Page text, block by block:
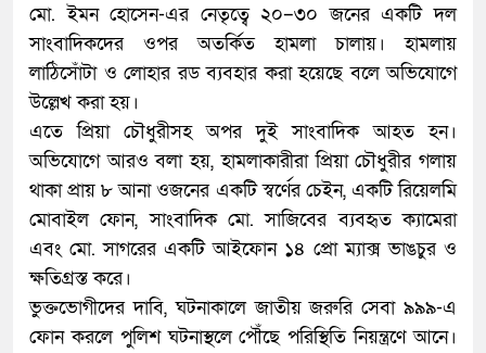
মো. ইমন হোসেন-এর নেতৃত্বে ২০–৩০ জনের একটি দল
সাংবাদিকদের ওপর অতর্কিত হামলা চালায়। হামলায়
লাঠিসোঁটা ও লোহার রড ব্যবহার করা হয়েছে বলে অভিযোগে
উল্লেখ করা হয়।
এতে প্রিয়া চৌধুরীসহ অপর দুই সাংবাদিক আহত হন।
অভিযোগে আরও বলা হয়, হামলাকারীরা প্রিয়া চৌধুরীর গলায়
থাকা প্রায় ৮ আনা ওজনের একটি স্বর্ণের চেইন, একটি রিয়েলমি
মোবাইল ফোন, সাংবাদিক মো. সাজিবের ব্যবহৃত ক্যামেরা
এবং মো. সাগরের একটি আইফোন ১৪ প্রো ম্যাক্স ভাঙচুর ও
ক্ষতিগ্রস্ত করে।
ভুক্তভোগীদের দাবি, ঘটনাকালে জাতীয় জরুরি সেবা ৯৯৯-এ
ফোন করলে পুলিশ ঘটনাস্থলে পৌঁছে পরিস্থিতি নিয়ন্ত্রণে আনে।